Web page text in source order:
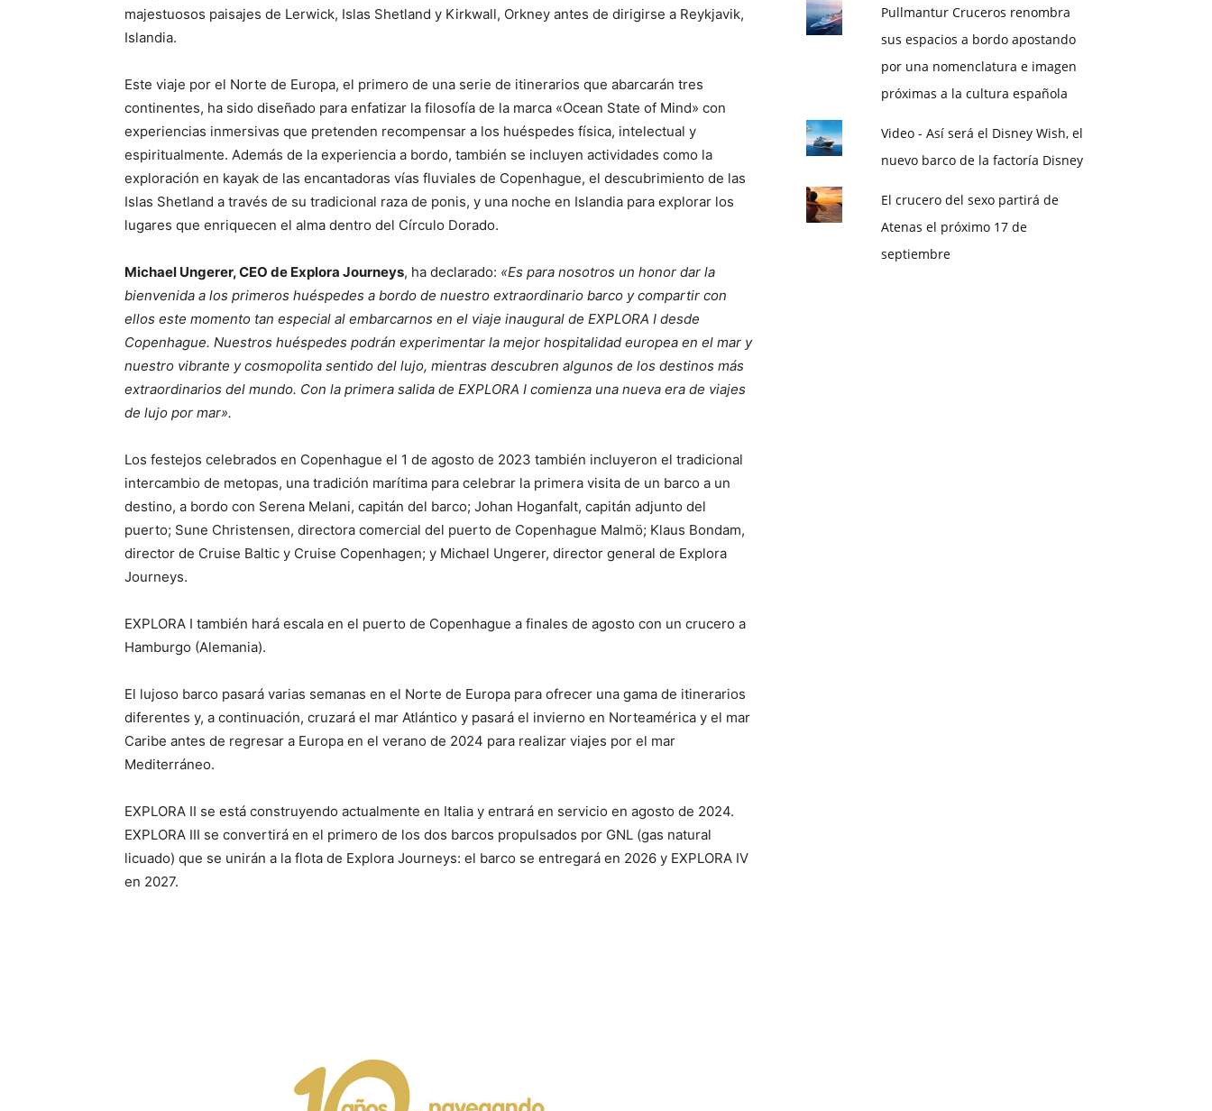
majestuosos paisajes de Lerwick, Islas Shetland y Kirkwall, Orkney antes de dirigirse a Reykjavik,
Islandia.
Este viaje por el Norte de Europa, el primero de una serie de itinerarios que abarcarán tres
continentes, ha sido diseñado para enfatizar la filosofía de la marca «Ocean State of Mind» con
experiencias inmersivas que pretenden recompensar a los huéspedes física, intelectual y
espiritualmente. Además de la experiencia a bordo, también se incluyen actividades como la
exploración en kayak de las encantadoras vías fluviales de Copenhague, el descubrimiento de las
Islas Shetland a través de su tradicional raza de ponis, y una noche en Islandia para explorar los
lugares que enriquecen el alma dentro del Círculo Dorado.
Michael Ungerer, CEO de Explora Journeys, ha declarado: «Es para nosotros un honor dar la
bienvenida a los primeros huéspedes a bordo de nuestro extraordinario barco y compartir con
ellos este momento tan especial al embarcarnos en el viaje inaugural de EXPLORA I desde
Copenhague. Nuestros huéspedes podrán experimentar la mejor hospitalidad europea en el mar y
nuestro vibrante y cosmopolita sentido del lujo, mientras descubren algunos de los destinos más
extraordinarios del mundo. Con la primera salida de EXPLORA I comienza una nueva era de viajes
de lujo por mar».
Los festejos celebrados en Copenhague el 1 de agosto de 2023 también incluyeron el tradicional
intercambio de metopas, una tradición marítima para celebrar la primera visita de un barco a un
destino, a bordo con Serena Melani, capitán del barco; Johan Hoganfalt, capitán adjunto del
puerto; Sune Christensen, directora comercial del puerto de Copenhague Malmö; Klaus Bondam,
director de Cruise Baltic y Cruise Copenhagen; y Michael Ungerer, director general de Explora
Journeys.
EXPLORA I también hará escala en el puerto de Copenhague a finales de agosto con un crucero a
Hamburgo (Alemania).
El lujoso barco pasará varias semanas en el Norte de Europa para ofrecer una gama de itinerarios
diferentes y, a continuación, cruzará el mar Atlántico y pasará el invierno en Norteamérica y el mar
Caribe antes de regresar a Europa en el verano de 2024 para realizar viajes por el mar
Mediterráneo.
EXPLORA II se está construyendo actualmente en Italia y entrará en servicio en agosto de 2024.
EXPLORA III se convertirá en el primero de los dos barcos propulsados por GNL (gas natural
licuado) que se unirán a la flota de Explora Journeys: el barco se entregará en 2026 y EXPLORA IV
en 2027.
Pullmantur Cruceros renombra
sus espacios a bordo apostando
por una nomenclatura e imagen
próximas a la cultura española
Video - Así será el Disney Wish, el
nuevo barco de la factoría Disney
El crucero del sexo partirá de
Atenas el próximo 17 de
septiembre